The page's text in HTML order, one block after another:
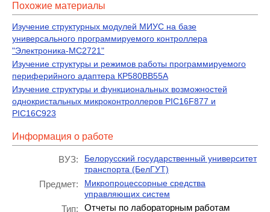
Похожие материалы
Изучение структурных модулей МИУС на базе
универсального программируемого контроллера
"Электроника-МС2721"
Изучение структуры и режимов работы программируемого
периферийного адаптера КР580ВВ55А
Изучение структуры и функциональных возможностей
однокристальных микроконтроллеров PIC16F877 и
PIC16C923
Информация о работе
ВУЗ:
Белорусский государственный университет
транспорта (БелГУТ)
Предмет:
Микропроцессорные средства
управляющих систем
Тип: Отчеты по лабораторным работам